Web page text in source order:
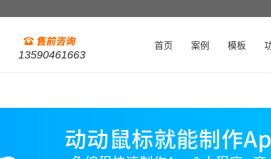
13590461663
首页 案例 模板